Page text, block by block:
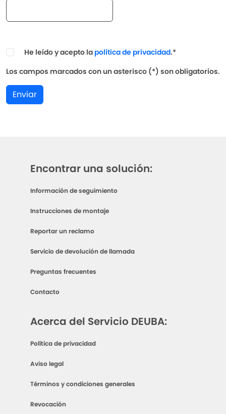
He leído y acepto la política de privacidad.*
Los campos marcados con un asterisco (*) son obligatorios.
Enviar
Encontrar una solución:
Información de seguimiento
Instrucciones de montaje
Reportar un reclamo
Servicio de devolución de llamada
Preguntas frecuentes
Contacto
Acerca del Servicio DEUBA:
Política de privacidad
Aviso legal
Términos y condiciones generales
Revocación